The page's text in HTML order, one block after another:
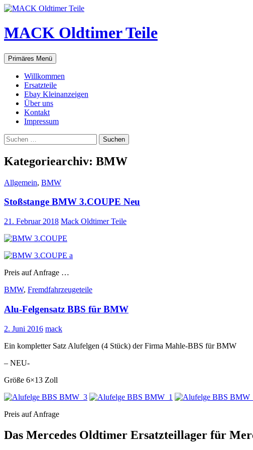
Zum
springen
MACK Oldtimer Teile
Suchen
Primäres Menü
Willkommen
Ersatzteile
Ebay Kleinanzeigen
Über uns
Kontakt
Impressum
Suchen
nach:
Kategoriearchiv: BMW
Allgemein, BMW
Stoßstange BMW 3.COUPE Neu
21. Februar 2018 Mack Oldtimer Teile
Preis auf Anfrage …
BMW, Fremdfahrzeugeteile
Alu-Felgensatz BBS für BMW
2. Juni 2016 mack
Ein kompletter Satz Alufelgen (4 Stück) der Firma Mahle-BBS für BMW
– NEU-
Größe 6×13 Zoll
Preis auf Anfrage
Das Mercedes Oldtimer Ersatzteillager für